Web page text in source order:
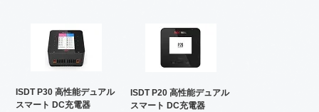
ISDT P30 高性能デュアル
スマート DC充電器
ISDT P20 高性能デュアル
スマート DC充電器